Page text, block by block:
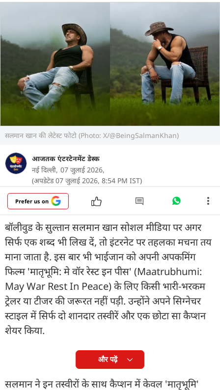
सलमान खान की लेटेस्ट फोटो (Photo: X/@BeingSalmanKhan)
आजतक एंटरटेनमेंट डेस्क
नई दिल्ली, 07 जुलाई 2026,
(अपडेटेड 07 जुलाई 2026, 8:54 PM IST)
Prefer us on
बॉलीवुड के सुल्तान सलमान खान सोशल मीडिया पर अगर
सिर्फ एक शब्द भी लिख दें, तो इंटरनेट पर तहलका मचना तय
माना जाता है. इस बार भी भाईजान को अपनी अपकमिंग
फिल्म 'मातृभूमि: मे वॉर रेस्ट इन पीस' (Maatrubhumi:
May War Rest In Peace) के लिए किसी भारी-भरकम
ट्रेलर या टीजर की जरूरत नहीं पड़ी. उन्होंने अपने सिग्नेचर
स्टाइल में सिर्फ दो शानदार तस्वीरें और एक छोटा सा कैप्शन
शेयर किया.
और पढ़ें
सलमान ने इन तस्वीरों के साथ कैप्शन में केवल 'मातृभूमि'